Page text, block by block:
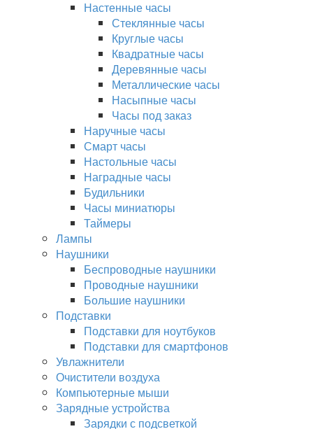
Настенные часы
Стеклянные часы
Круглые часы
Квадратные часы
Деревянные часы
Металлические часы
Насыпные часы
Часы под заказ
Наручные часы
Смарт часы
Настольные часы
Наградные часы
Будильники
Часы миниатюры
Таймеры
Лампы
Наушники
Беспроводные наушники
Проводные наушники
Большие наушники
Подставки
Подставки для ноутбуков
Подставки для смартфонов
Увлажнители
Очистители воздуха
Компьютерные мыши
Зарядные устройства
Зарядки с подсветкой